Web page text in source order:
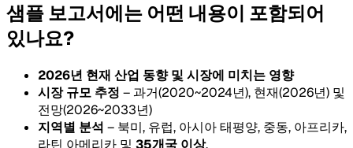
샘플 보고서에는 어떤 내용이 포함되어
있나요?
2026년 현재 산업 동향 및 시장에 미치는 영향
시장 규모 추정 – 과거(2020~2024년), 현재(2026년) 및
전망(2026~2033년)
지역별 분석 – 북미, 유럽, 아시아 태평양, 중동, 아프리카,